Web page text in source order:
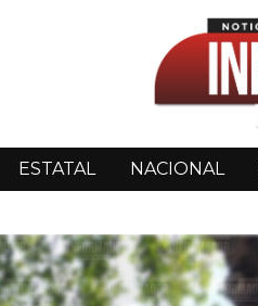
ESTATAL NACIONAL